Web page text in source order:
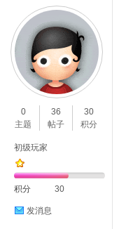
0
主题
36
帖子
30
积分
初级玩家
积分 30
发消息